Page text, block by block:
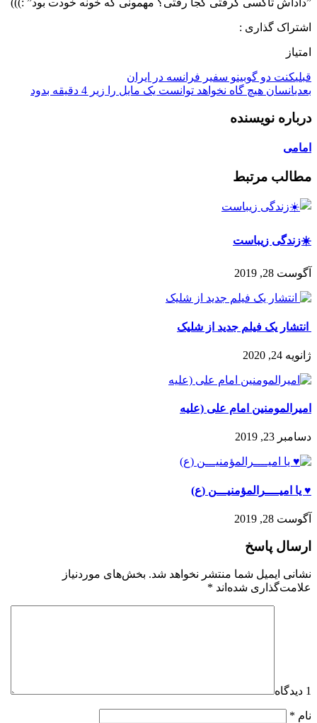
اشتراک گذاری :
امتیاز
قبلیكنت دو گوبينو سفير فرانسه در ايران
بعدیانسان هیچ گاه نخواهد توانست یک مایل را زیر 4 دقیقه بدود
درباره نویسنده
امامی
مطالب مرتبط
☀️زندگی زیباست
آگوست 28, 2019
️ انتشار یک فیلم جدید از شلیک
ژانویه 24, 2020
امیرالمومنین امام علی (علیه
دسامبر 23, 2019
♥️ یا امیــــرالمؤمنیـــن (ع)
آگوست 28, 2019
ارسال پاسخ
نشانی ایمیل شما منتشر نخواهد شد. بخش‌های موردنیاز
علامت‌گذاری شده‌اند *
1 دیدگاه
نام *